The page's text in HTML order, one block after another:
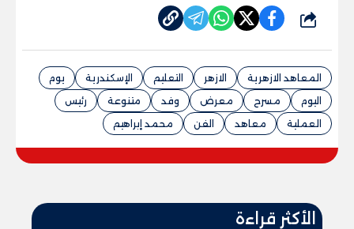
شارك
المعاهد الازهرية الازهر التعليم الإسكندرية
يوم
اليوم
مسرح معرض وفد متنوعة
رئيس
العملية
معاهد الفن محمد إبراهيم
الأكثر قراءة